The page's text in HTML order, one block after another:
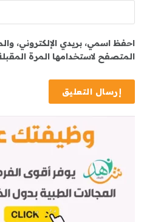
احفظ اسمي، بريدي الإلكتروني،
المتصفح لاستخدامها المرة